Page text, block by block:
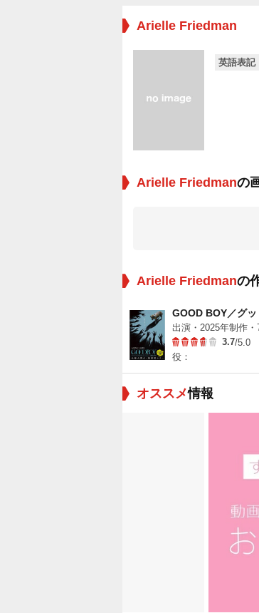
Arielle Friedman
英語表記
Arielle Friedmanの
Arielle Friedmanの
GOOD BOY／グッ
出演・2025年制作・
3.7/5.0
役：
オススメ情報